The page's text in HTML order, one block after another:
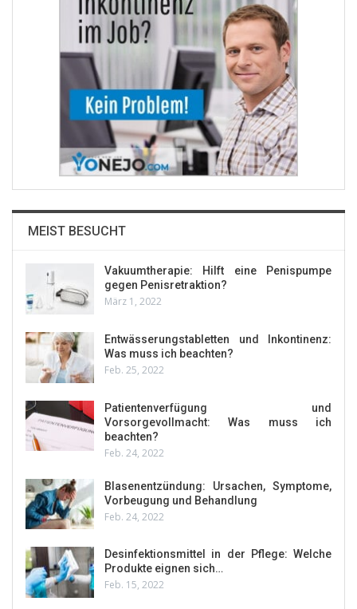
MEIST BESUCHT
Vakuumtherapie: Hilft eine Penispumpe
gegen Penisretraktion?
März 1, 2022
Entwässerungstabletten und Inkontinenz:
Was muss ich beachten?
Feb. 25, 2022
Patientenverfügung und
Vorsorgevollmacht: Was muss ich
beachten?
Feb. 24, 2022
Blasenentzündung: Ursachen, Symptome,
Vorbeugung und Behandlung
Feb. 24, 2022
Desinfektionsmittel in der Pflege: Welche
Produkte eignen sich…
Feb. 15, 2022